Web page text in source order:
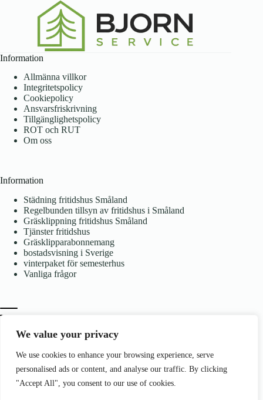
We value your privacy
We use cookies to enhance your browsing experience, serve
personalised ads or content, and analyse our traffic. By clicking
"Accept All", you consent to our use of cookies.
Information
Allmänna villkor
Integritetspolicy
Cookiepolicy
Ansvarsfriskrivning
Tillgänglighetspolicy
ROT och RUT
Om oss
Information
Städning fritidshus Småland
Regelbunden tillsyn av fritidshus i Småland
Gräsklippning fritidshus Småland
Tjänster fritidshus
Gräsklipparabonnemang
bostadsvisning i Sverige
vinterpaket för semesterhus
Vanliga frågor
Kontakt
info@bjornservice.com